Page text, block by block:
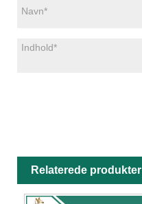
Relaterede produkter